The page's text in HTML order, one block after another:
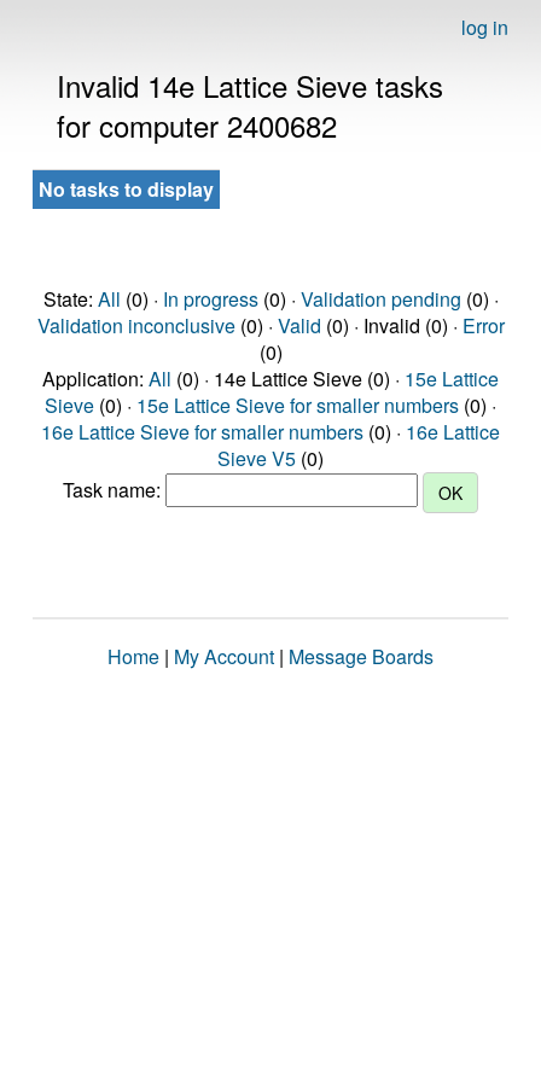
log in
Invalid 14e Lattice Sieve tasks
for computer 2400682
No tasks to display
State: All (0) · In progress(0) · Validation pending (0) ·
Validation inconclusive(0) · Valid (0) · Invalid (0) · Error
(0)
Application: All (0) · 14e Lattice Sieve (0) · 15e Lattice
Sieve (0) · 15e Lattice Sieve for smaller numbers (0) ·
16e Lattice Sieve for smaller numbers (0) · 16e Lattice
Sieve V5 (0)
Task name:
Home | My Account | Message Boards